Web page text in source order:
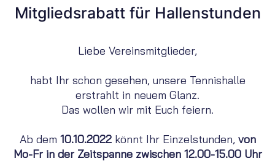
Mitgliedsrabatt für Hallenstunden
Liebe Vereinsmitglieder,
habt Ihr schon gesehen, unsere Tennishalle
erstrahlt in neuem Glanz.
Das wollen wir mit Euch feiern.
Ab dem 10.10.2022könnt Ihr Einzelstunden, von
Mo-Fr in der Zeitspanne zwischen 12.00-15.00 Uhr